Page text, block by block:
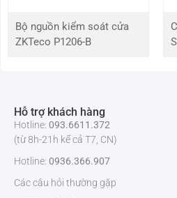
Bộ nguồn kiểm soát cửa
ZKTeco P1206-B
Hỗ trợ khách hàng
Hotline: 093.6611.372
(từ 8h-21h kể cả T7, CN)
Hotline: 0936.366.907
Các câu hỏi thường gặp